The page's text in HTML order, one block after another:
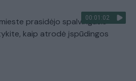
00:01:02
prasidėjo spalvingasis
kaip atrodė įspūdingos